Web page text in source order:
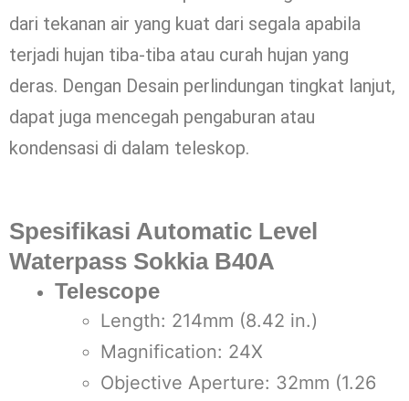
dari tekanan air yang kuat dari segala apabila
terjadi hujan tiba-tiba atau curah hujan yang
deras. Dengan Desain perlindungan tingkat lanjut,
dapat juga mencegah pengaburan atau
kondensasi di dalam teleskop.
Spesifikasi Automatic Level
Waterpass Sokkia B40A
Telescope
Length: 214mm (8.42 in.)
Magnification: 24X
Objective Aperture: 32mm (1.26